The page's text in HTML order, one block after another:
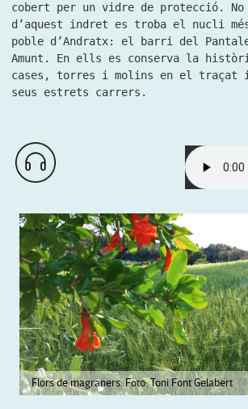
cobert per un vidre de protecció.
d’aquest indret es troba el nucli
poble d’Andratx: el barri del
Amunt. En ells es conserva la
cases, torres i molins en el traçat
seus estrets carrers.
Flors de magraners. Foto: Toni Font Gelabert